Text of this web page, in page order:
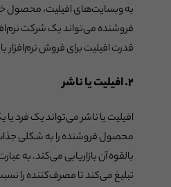
به وبسایت‌های افیلیت، محصول
فروشنده می‌تواند یک شرکت
قدرت افیلیت برای فروش نرم‌افزار
۲. افیلیت یا ناشر
افیلیت یا ناشر می‌تواند یک فرد
محصول فروشنده را به شکلی
بالقوه آن بازاریابی می‌کند. به
تبلیغ می‌کند تا مصرف‌کننده را